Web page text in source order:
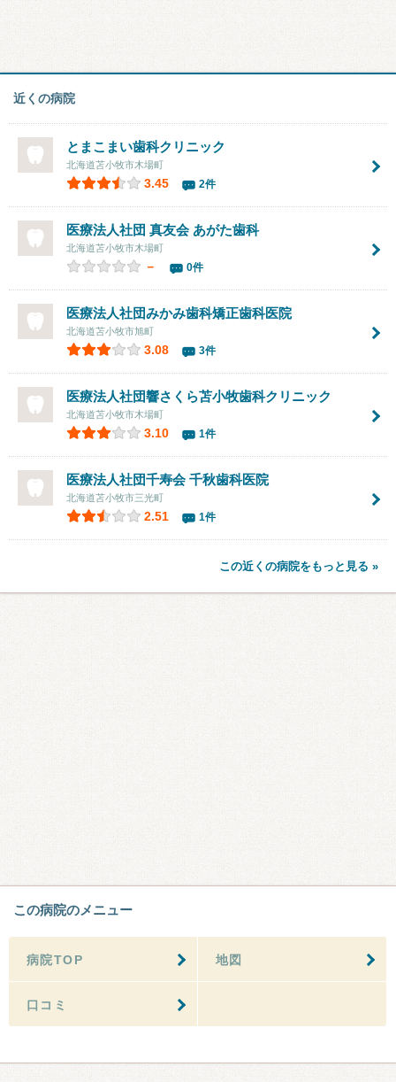
近くの病院
とまこまい歯科クリニック
北海道苫小牧市木場町
3.45 2件
医療法人社団 真友会 あがた歯科
北海道苫小牧市木場町
－ 0件
医療法人社団みかみ歯科矯正歯科医院
北海道苫小牧市旭町
3.08 3件
医療法人社団響さくら苫小牧歯科クリニック
北海道苫小牧市木場町
3.10 1件
医療法人社団千寿会千秋歯科医院
北海道苫小牧市三光町
2.51 1件
この近くの病院をもっと見る »
この病院のメニュー
病院TOP 地図
口コミ